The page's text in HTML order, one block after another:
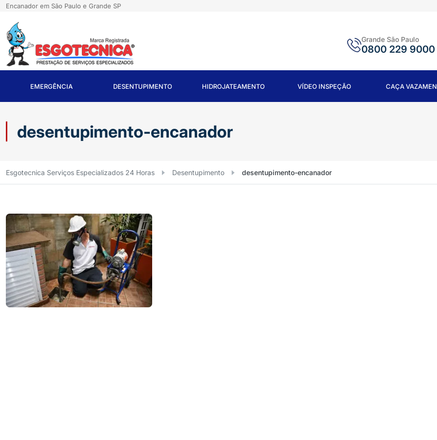
Encanador em São Paulo e Grande SP
Grande São Paulo
0800 229 9000
EMERGÊNCIA DESENTUPIMENTO HIDROJATEAMENTO VÍDEO INSPEÇÃO CAÇA
desentupimento-encanador
Esgotecnica Serviços Especializados 24 Horas Desentupimento desentupimento-encanador